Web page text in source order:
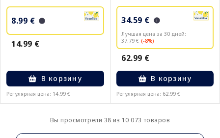
8.99 €
14.99 €
В корзину
Регулярная цена: 14.99 €
34.59 €
Лучшая цена за 30 дней:
37.79 € (-8%)
62.99 €
В корзину
Регулярная цена: 62.99 €
Вы просмотрели 38 из 10 073 товаров